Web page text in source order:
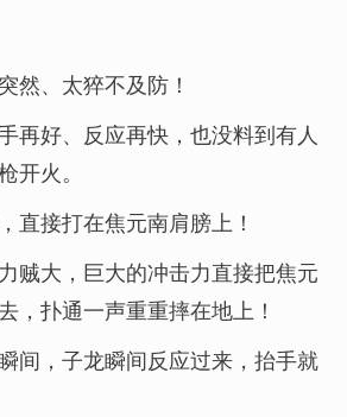
然、太猝不及防！
再好、反应再快，也没料到有人
开火。
直接打在焦元南肩膀上！
贼大，巨大的冲击力直接把焦元
，扑通一声重重摔在地上！
间，子龙瞬间反应过来，抬手就